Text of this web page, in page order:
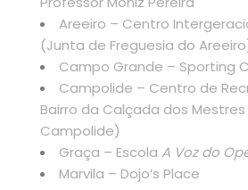
Areeiro – Centro
(Junta de Freguesia do
Campo Grande – Sporting
Campolide – Centro de
Bairro da Calçada dos Mestres
Campolide)
Graça – Escola A Voz do
Marvila – Dojo’s Place